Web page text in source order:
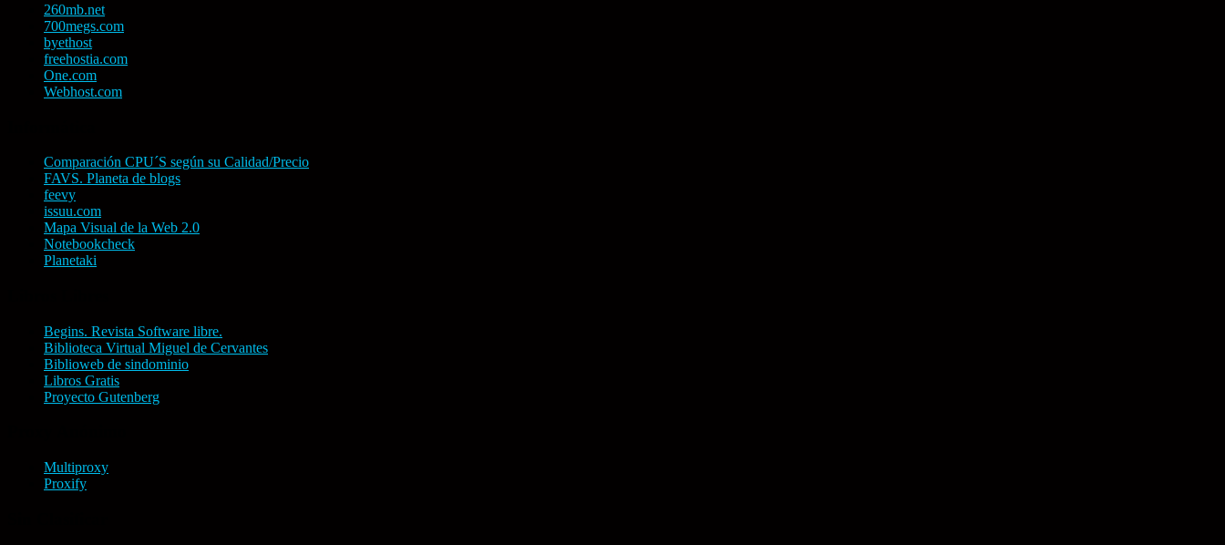
260mb.net
700megs.com
byethost
freehostia.com
One.com
Webhost.com
Comparación CPU´S según su Calidad/Precio
FAVS. Planeta de blogs
feevy
issuu.com
Mapa Visual de la Web 2.0
Notebookcheck
Planetaki
Begins. Revista Software libre.
Biblioteca Virtual Miguel de Cervantes
Biblioweb de sindominio
Libros Gratis
Proyecto Gutenberg
Multiproxy
Proxify